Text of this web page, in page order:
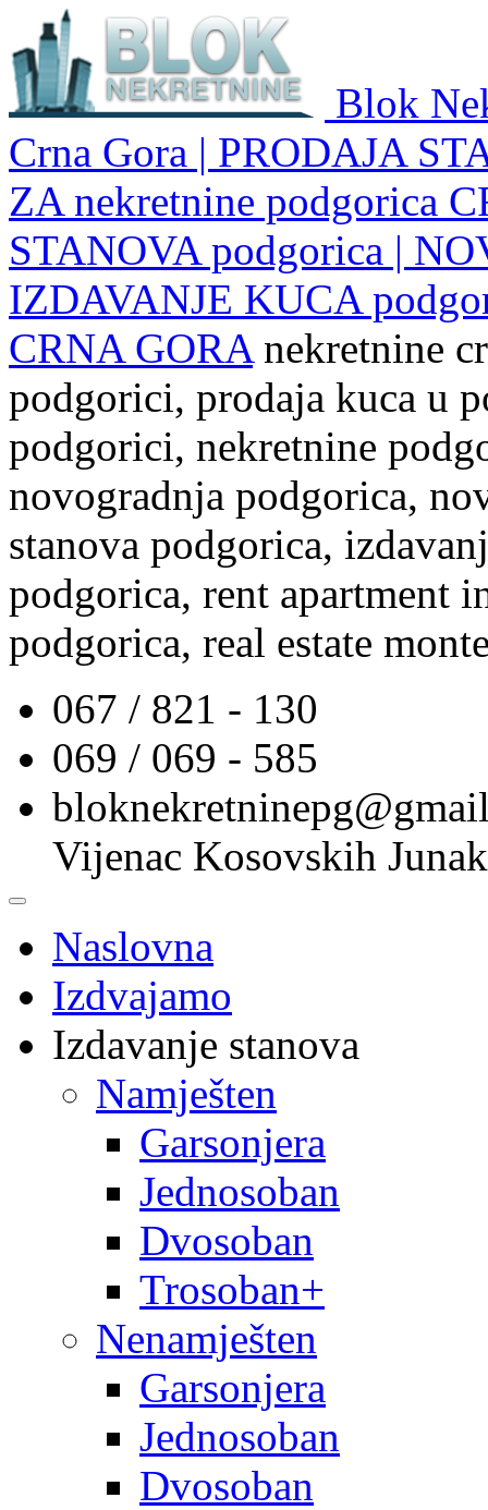
Blok
Crna Gora | PRODAJA
ZA nekretnine podgorica
STANOVA podgorica |
IZDAVANJE KUCA
CRNA GORA nekretnine
podgorici, prodaja kuca u
podgorici, nekretnine
novogradnja podgorica,
stanova podgorica,
podgorica, rent apartment
podgorica, real estate
067 / 821 - 130
069 / 069 - 585
Vijenac Kosovskih
Naslovna
Izdvajamo
Izdavanje stanova
Namješten
Garsonjera
Jednosoban
Dvosoban
Trosoban+
Nenamješten
Garsonjera
Jednosoban
Dvosoban